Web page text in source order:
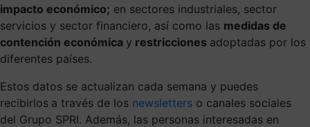
impacto económico; en sectores industriales, sector
servicios y sector financiero, así como las medidas de
contención económica y restricciones adoptadas por los
diferentes países.
Estos datos se actualizan cada semana y puedes
recibirlos a través de los newsletters o canales sociales
del Grupo SPRI. Además, las personas interesadas en